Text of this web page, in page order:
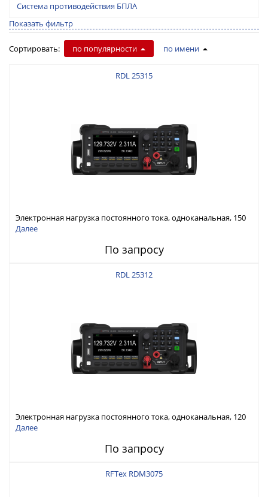
Система противодействия БПЛА
Показать фильтр
Сортировать: по популярности по имени
RDL 25315
Электронная нагрузка постоянного тока, одноканальная, 150
В, 30 А, 300 Вт
Далее
По запросу
RDL 25312
Электронная нагрузка постоянного тока, одноканальная, 120
В, 60 А, 300 Вт
Далее
По запросу
RFTex RDM3075